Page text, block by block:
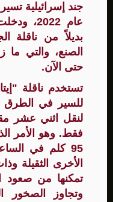
جند إسرائيلية
عام
الصنع، والتي ما
حتى الآن.
تستخدم ناقلة
للسير في الطرق
فقط. وهو الأمر
95 كلم في
الأخرى الثقيلة
تمكنها من صعود
وتجاوز الصخور